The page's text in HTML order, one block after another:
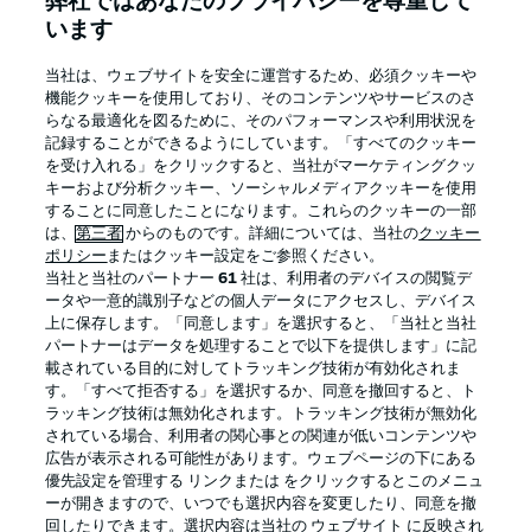
Football as it's meant to be
BUNDESLIGA APP
Official Partners
います
当社は、ウェブサイトを安全に運営するため、必須クッキーや
機能クッキーを使用しており、そのコンテンツやサービスのさ
らなる最適化を図るために、そのパフォーマンスや利用状況を
記録することができるようにしています。「すべてのクッキー
を受け入れる」をクリックすると、当社がマーケティングクッ
キーおよび分析クッキー、ソーシャルメディアクッキーを使用
することに同意したことになります。これらのクッキーの一部
は、第三者 からのものです。詳細については、当社のクッキー
ポリシー またはクッキー設定をご参照ください。
当社と当社のパートナー61 社は、利用者のデバイスの閲覧デ
ータや一意的識別子などの個人データにアクセスし、デバイス
上に保存します。「同意します」を選択すると、「当社と当社
パートナーはデータを処理することで以下を提供します」に記
載されている目的に対してトラッキング技術が有効化されま
す。「すべて拒否する」を選択するか、同意を撤回すると、ト
ラッキング技術は無効化されます。トラッキング技術が無効化
されている場合、利用者の関心事との関連が低いコンテンツや
広告が表示される可能性があります。ウェブページの下にある
優先設定を管理する リンクまたは をクリックするとこのメニュ
ーが開きますので、いつでも選択内容を変更したり、同意を撤
回したりできます。選択内容は当社の ウェブサイト に反映され